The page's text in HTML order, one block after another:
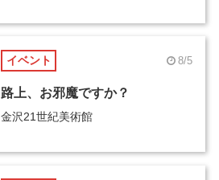
イベント 8/5
路上、お邪魔ですか？
金沢21世紀美術館